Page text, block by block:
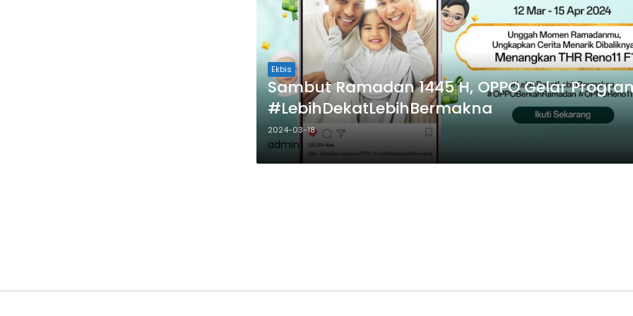
Ekbis
Sambut Ramadan 1445 H, OPPO Gelar
#LebihDekatLebihBermakna
2024-03-18
admin